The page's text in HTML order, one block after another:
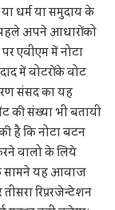
धर्म या समुदाय के
अपने आधारों को
एवीएम में नोटा
में वोटरों के वोट
संसद का यह
की संख्या भी बतायी
है कि नोटा बटन
वालो के लिये
सामने यह आवाज
रिप्ररजेन्टेशन